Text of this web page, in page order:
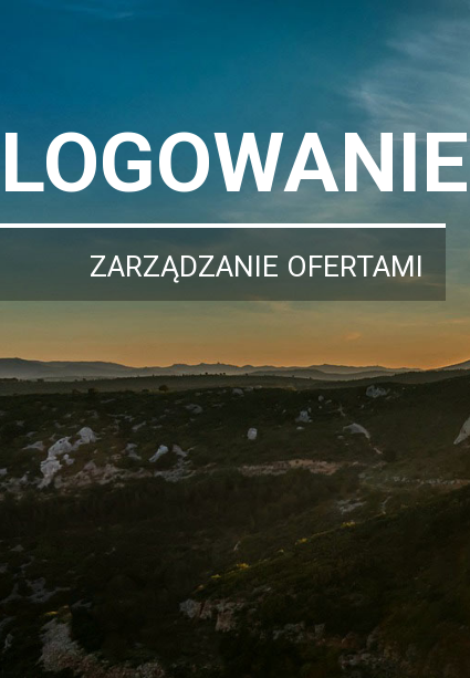
LOGOWANIE
ZARZĄDZANIE OFERTAMI